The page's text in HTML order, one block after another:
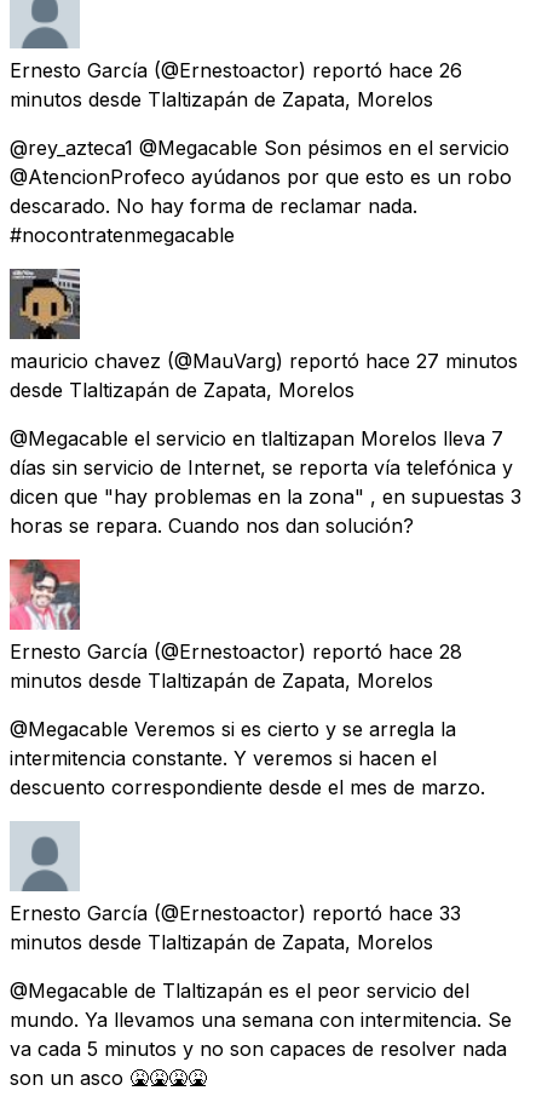
Ernesto García (@Ernestoactor) reportó hace 26
minutos desde Tlaltizapán de Zapata, Morelos
@rey_azteca1 @Megacable Son pésimos en el servicio
@AtencionProfeco ayúdanos por que esto es un robo
descarado. No hay forma de reclamar nada.
#nocontratenmegacable
mauricio chavez (@MauVarg) reportó hace 27 minutos
desde Tlaltizapán de Zapata, Morelos
@Megacable el servicio en tlaltizapan Morelos lleva 7
días sin servicio de Internet, se reporta vía telefónica y
dicen que "hay problemas en la zona" , en supuestas 3
horas se repara. Cuando nos dan solución?
Ernesto García (@Ernestoactor) reportó hace 28
minutos desde Tlaltizapán de Zapata, Morelos
@Megacable Veremos si es cierto y se arregla la
intermitencia constante. Y veremos si hacen el
descuento correspondiente desde el mes de marzo.
Ernesto García (@Ernestoactor) reportó hace 33
minutos desde Tlaltizapán de Zapata, Morelos
@Megacable de Tlaltizapán es el peor servicio del
mundo. Ya llevamos una semana con intermitencia. Se
va cada 5 minutos y no son capaces de resolver nada
son un asco 🤮🤮🤮🤮